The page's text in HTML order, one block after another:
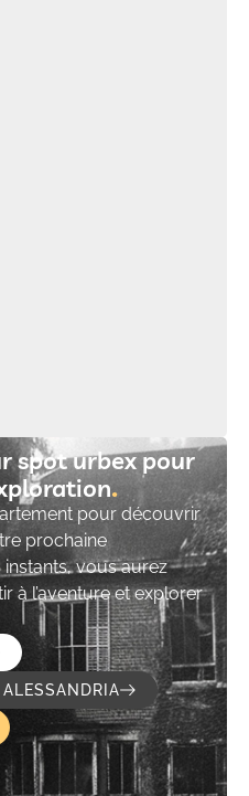
spot urbex pour
pour découvrir
prochaine
vous aurez
à l’aventure et explorer